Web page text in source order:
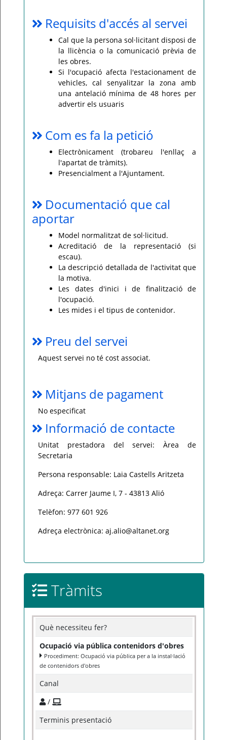
Requisits d'accés al servei
Cal que la persona sol·licitant disposi de
la llicència o la comunicació prèvia de
les obres.
Si l'ocupació afecta l'estacionament de
vehicles, cal senyalitzar la zona amb
una antelació mínima de 48 hores per
advertir els usuaris
Com es fa la petició
Electrònicament (trobareu l'enllaç a
l'apartat de tràmits).
Presencialment a l'Ajuntament.
Documentació que cal
aportar
Model normalitzat de sol·licitud.
Acreditació de la representació (si
escau).
La descripció detallada de l'activitat que
la motiva.
Les dates d'inici i de finalització de
l'ocupació.
Les mides i el tipus de contenidor.
Preu del servei
Aquest servei no té cost associat.
Mitjans de pagament
No especificat
Informació de contacte
Unitat prestadora del servei: Àrea de
Secretaria
Persona responsable: Laia Castells Aritzeta
Adreça: Carrer Jaume I, 7 - 43813 Alió
Telèfon: 977 601 926
Adreça electrònica: aj.alio@altanet.org
Tràmits
Què necessiteu fer?
Ocupació via pública contenidors d'obres
Procediment: Ocupació via pública per a la instal·lació
de contenidors d'obres
Canal
/
Terminis presentació